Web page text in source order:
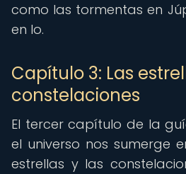
como las tormentas en
en Io.
Capítulo 3: Las
constelaciones
El tercer capítulo de la
el universo nos sumerge
estrellas y las